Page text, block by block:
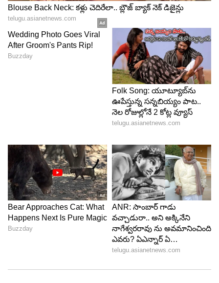
హాయిగా ఉండేలా ఎక్స్‌ట్రా ఫోమ్ కుషనింగ్‌ను అందించారు.
అలాగే సాధారణ రైళ్లలో మాదిరిగా కాకుండా అప్పర్ బెర్త్‌ పైకి
ఎక్కడానికి ప్రత్యేకంగా డిజైన్ చేసిన మెట్లను (Ladders)
ఏర్పాటు చేశారు. ప్రతి బర్త్ దగ్గర లగేజీ పెట్టుకోవడానికి, కాళ్లు
చాపుకోవడానికి సాధారణ రైళ్ల కంటే ఎక్కువ స్థలం